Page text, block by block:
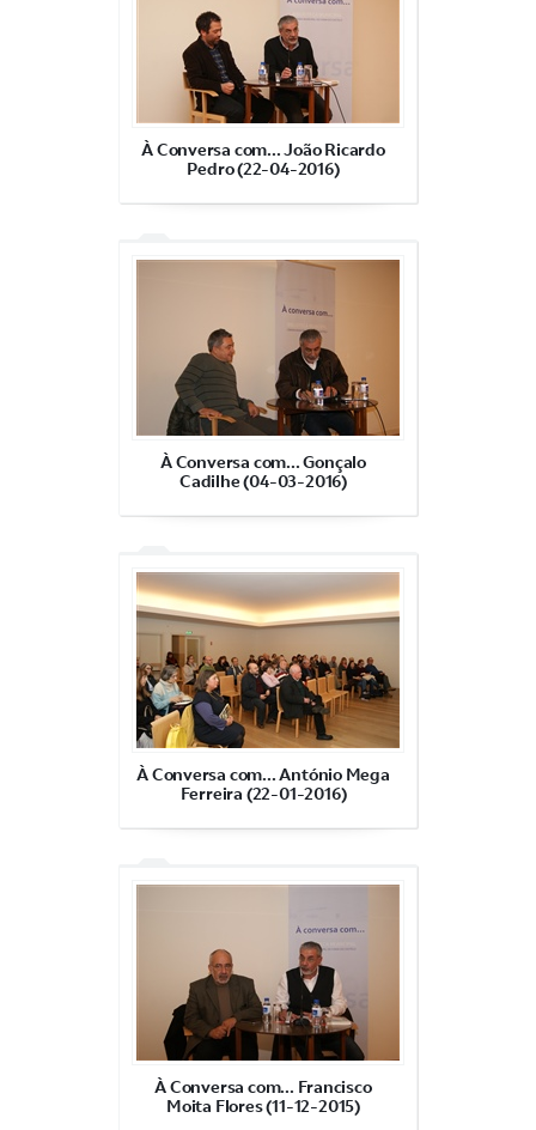
À Conversa com... João Ricardo
Pedro (22-04-2016)
À Conversa com... Gonçalo
Cadilhe (04-03-2016)
À Conversa com... António Mega
Ferreira (22-01-2016)
À Conversa com... Francisco
Moita Flores (11-12-2015)